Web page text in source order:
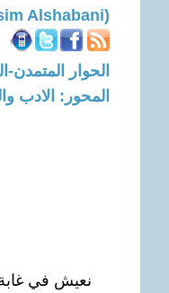
(Mohanad Jasim Alshabani)
الحوار المتمدن-العدد: 7491 - 2023 /
المحور: الادب
نعيش في غابة